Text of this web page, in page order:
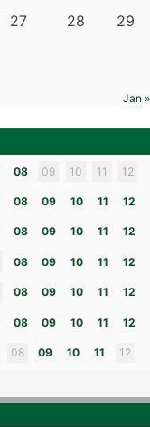
27 28
29
Jan »
08 09 10 11 12
08 09 10 11 12
08 09 10 11 12
08 09 10 11 12
08 09 10 11 12
08 09 10 11 12
08 09 10 11 12